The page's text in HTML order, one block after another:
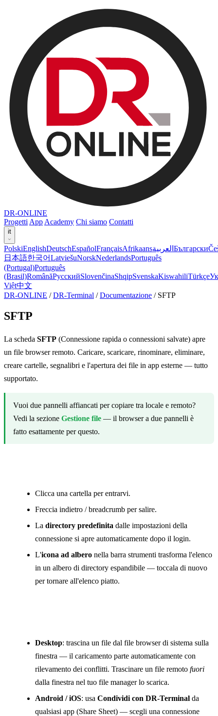
DR-ONLINE
Progetti App Academy Chi siamo Contatti
it
PolskiEnglishDeutschEspañolFrançaisAfrikaansالعربية Български
日本語한국어LatviešuNorskNederlandsPortuguês
(Portugal)Português
(Brasil)RomânăРусскийSlovenčinaShqipSvenskaKiswahiliTürkçe
Việt中文
DR-ONLINE / DR-Terminal / Documentazione / SFTP
SFTP
La scheda SFTP (Connessione rapida o connessioni salvate) apre
un file browser remoto. Caricare, scaricare, rinominare, eliminare,
creare cartelle, segnalibri e l'apertura dei file in app esterne — tutto
supportato.
Vuoi due pannelli affiancati per copiare tra locale e remoto?
Vedi la sezione Gestione file — il browser a due pannelli è
fatto esattamente per questo.
Clicca una cartella per entrarvi.
Freccia indietro / breadcrumb per salire.
La directory predefinita dalle impostazioni della
connessione si apre automaticamente dopo il login.
L'icona ad albero nella barra strumenti trasforma l'elenco
in un albero di directory espandibile — toccala di nuovo
per tornare all'elenco piatto.
Desktop: trascina un file dal file browser di sistema sulla
finestra — il caricamento parte automaticamente con
rilevamento dei conflitti. Trascinare un file remoto fuori
dalla finestra nel tuo file manager lo scarica.
Android / iOS: usa Condividi con DR-Terminal da
qualsiasi app (Share Sheet) — scegli una connessione